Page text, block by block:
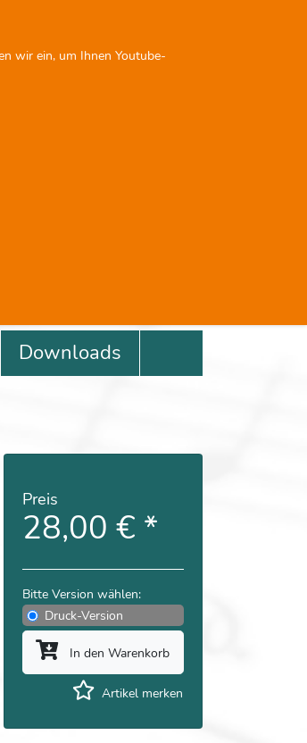
wir ein, um Ihnen Youtube-
Downloads
Preis
28,00 € *
Bitte Version wählen:
Druck-Version
In den Warenkorb
Artikel merken